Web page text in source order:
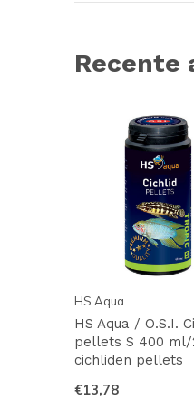
Recente
HS Aqua
HS Aqua / O.S.I.
pellets S 400 ml/
cichliden pellets
€13,78